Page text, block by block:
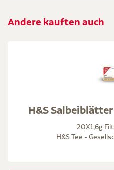
Andere kauften auch
H&S
20X1,6g
H&S Tee -